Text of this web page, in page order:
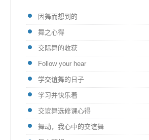
因舞而想到的
舞之心得
交际舞的收获
Follow your hear
学交谊舞的日子
学习并快乐着
交谊舞选修课心得
舞动，我心中的交谊舞